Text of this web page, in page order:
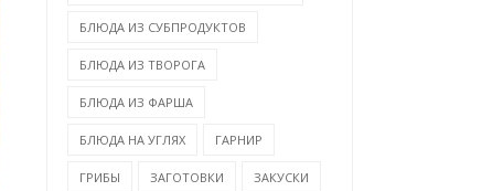
БЛЮДА ИЗ СУБПРОДУКТОВ
БЛЮДА ИЗ ТВОРОГА
БЛЮДА ИЗ ФАРША
БЛЮДА НА УГЛЯХ ГАРНИР
ГРИБЫ ЗАГОТОВКИ ЗАКУСКИ